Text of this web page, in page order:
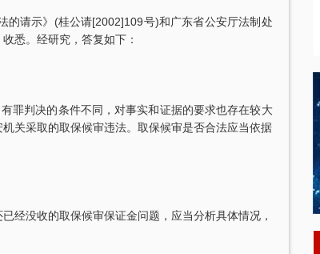
请示》(桂公请[2002]109号)和广东省公安厅法制处
悉。经研究，答复如下：
判决的条件不同，对事实和证据的要求也存在较大
关采取的取保候审违法。取保候审是否合法应当依据
没收的取保候审保证金问题，应当分析具体情况，